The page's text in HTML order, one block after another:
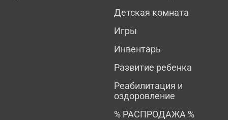
Детская комната
Игры
Инвентарь
Развитие ребенка
Реабилитация и
оздоровление
% РАСПРОДАЖА %